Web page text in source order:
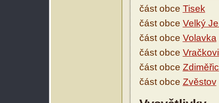
část obce Tisek
část obce Velký
část obce Volavka
část obce
část obce
část obce Zvěstov